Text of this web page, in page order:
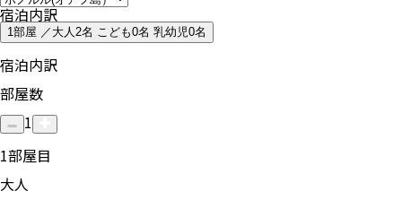
宿泊内訳
1部屋 ／大人2名 こども0名 乳幼児0名
宿泊内訳
部屋数
1
1部屋目
大人